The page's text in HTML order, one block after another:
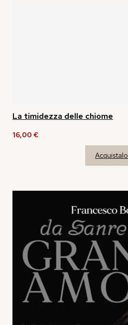
La timidezza delle chiome
16,00 €
Acquistalo